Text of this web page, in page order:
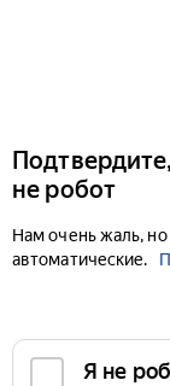
не робот
Нам очень жаль,
автоматические.